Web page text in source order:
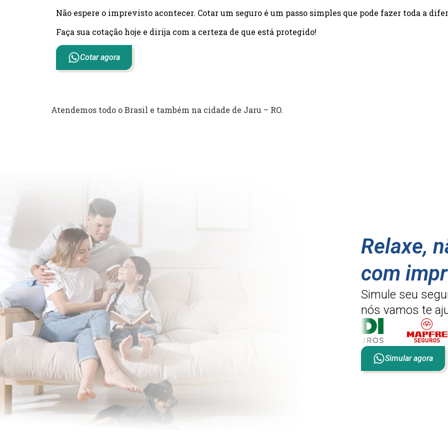
Não espere o imprevisto acontecer. Cotar um seguro é um passo simples que pode fazer toda a
Faça sua cotação hoje e dirija com a certeza de que está protegido!
Cotar agora
Atendemos todo o Brasil e também na cidade de Jaru – RO.
Relaxe,
com
Simule seu
nós vamos te
Simular agora